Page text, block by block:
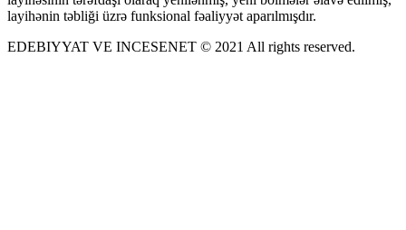
layihənin təbliği üzrə funksional fəaliyyət aparılmışdır.
EDEBIYYAT VE INCESENET © 2021 All rights reserved.